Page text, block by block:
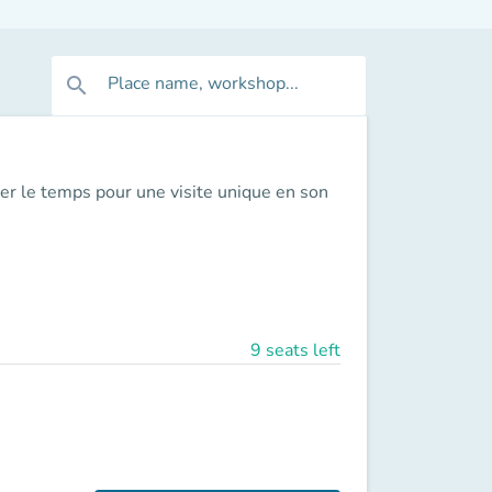
search Place name, workshop...
le temps pour une visite unique en son
9 seats left